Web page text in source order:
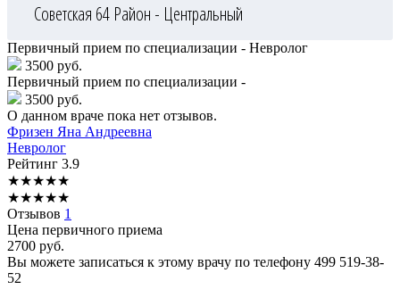
Советская 64 Район - Центральный
Первичный прием по специализации - Невролог
3500 руб.
Первичный прием по специализации -
3500 руб.
О данном враче пока нет отзывов.
Фризен Яна Андреевна
Невролог
Рейтинг 3.9
★★★★★
★★★★★
Отзывов 1
Цена первичного приема
2700 руб.
Вы можете записаться к этому врачу по телефону 499 519-38-
52